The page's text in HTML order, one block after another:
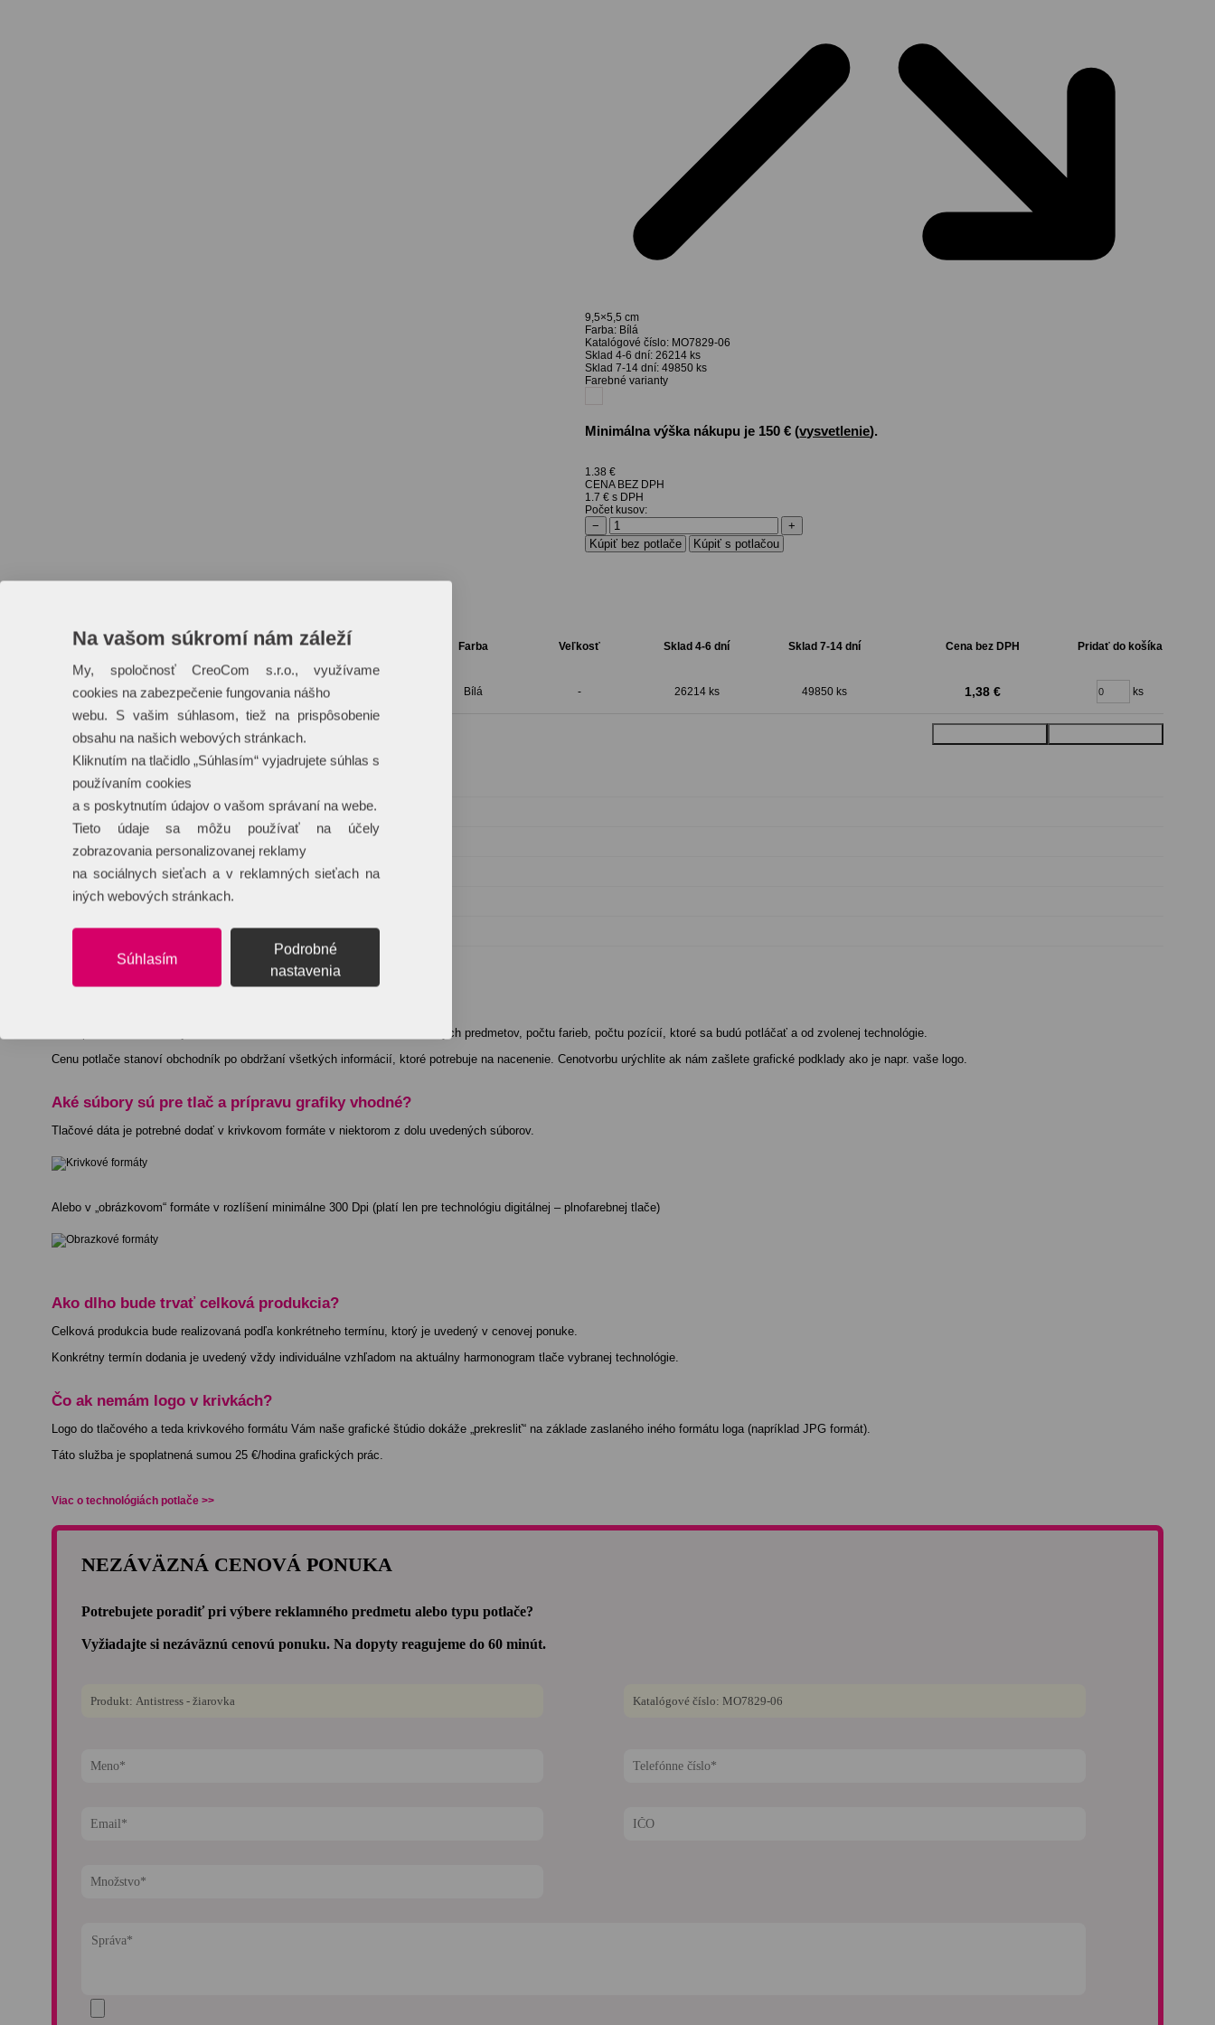
9,5×5,5 cm
Farba: Bílá
Katalógové číslo: MO7829-06
Sklad 4-6 dní: 26214 ks
Sklad 7-14 dní: 49850 ks
Farebné varianty
Minimálna výška nákupu je 150 € (vysvetlenie).
1.38€
CENA BEZ DPH
1.7 € s DPH
Počet kusov:
− +
Kat.čís Farba Veľkosť Sklad 4-6 dní Sklad 7-14 dní Cena bez DPH Pridať do košíka
MO7829-06 Bílá - 26214 ks 49850 ks 1,38 € ks
Materiál:
Rozmery: 9,5X5,5 CM
Šírka: 5,5 cm
Objem: 0,355 cdm3
EAN: 8719941019539
Katalógové číslo:
Cena potlače sa stanovuje individuálne. Cena závisí od množstva reklamných predmetov, počtu farieb, počtu pozícií, ktoré sa budú potláčať a od zvolenej technológie.
Cenu potlače stanoví obchodník po obdržaní všetkých informácií, ktoré potrebuje na nacenenie. Cenotvorbu urýchlite ak nám zašlete grafické podklady ako je napr. vaše logo.
Aké súbory sú pre tlač a prípravu grafiky vhodné?
Tlačové dáta je potrebné dodať v krivkovom formáte v niektorom z dolu uvedených súborov.
Alebo v „obrázkovom“ formáte v rozlíšení minimálne 300 Dpi (platí len pre technológiu digitálnej – plnofarebnej tlače)
Ako dlho bude trvať celková produkcia?
Celková produkcia bude realizovaná podľa konkrétneho termínu, ktorý je uvedený v cenovej ponuke.
Konkrétny termín dodania je uvedený vždy individuálne vzhľadom na aktuálny harmonogram tlače vybranej technológie.
Čo ak nemám logo v krivkách?
Logo do tlačového a teda krivkového formátu Vám naše grafické štúdio dokáže „prekresliť“ na základe zaslaného iného formátu loga (napríklad JPG formát).
Táto služba je spoplatnená sumou 25 €/hodina grafických prác.
Viac o technológiách potlače >>
NEZÁVÄZNÁ CENOVÁ PONUKA
Potrebujete poradiť pri výbere reklamného predmetu alebo typu potlače?
Vyžiadajte si nezáväznú cenovú ponuku. Na dopyty reagujeme do 60 minút.
Na vašom súkromí nám záleží
My, spoločnosť CreoCom s.r.o., využívame
cookies na zabezpečenie fungovania nášho
webu. S vašim súhlasom, tiež na prispôsobenie
obsahu na našich webových stránkach.
Kliknutím na tlačidlo „Súhlasím“ vyjadrujete súhlas s
používaním cookies
a s poskytnutím údajov o vašom správaní na webe.
Tieto údaje sa môžu používať na účely
zobrazovania personalizovanej reklamy
na sociálnych sieťach a v reklamných sieťach na
iných webových stránkach.
Súhlasím
Podrobné
nastavenia